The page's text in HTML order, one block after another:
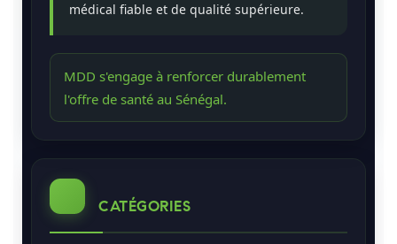
médical fiable et de qualité supérieure.
MDD s'engage à renforcer durablement
l'offre de santé au Sénégal.
CATÉGORIES